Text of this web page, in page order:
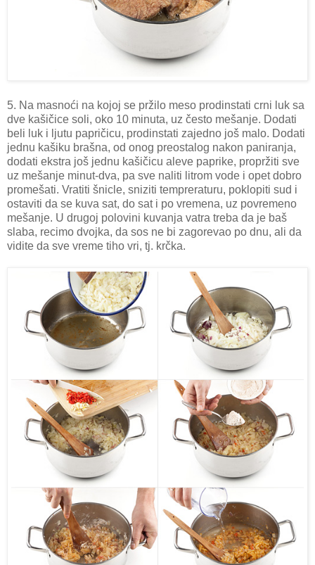
5. Na masnoći na kojoj se pržilo meso prodinstati crni luk sa
dve kašičice soli, oko 10 minuta, uz često mešanje. Dodati
beli luk i ljutu papričicu, prodinstati zajedno još malo. Dodati
jednu kašiku brašna, od onog preostalog nakon paniranja,
dodati ekstra još jednu kašičicu aleve paprike, propržiti sve
uz mešanje minut-dva, pa sve naliti litrom vode i opet dobro
promešati. Vratiti šnicle, sniziti tempreraturu, poklopiti sud i
ostaviti da se kuva sat, do sat i po vremena, uz povremeno
mešanje. U drugoj polovini kuvanja vatra treba da je baš
slaba, recimo dvojka, da sos ne bi zagorevao po dnu, ali da
vidite da sve vreme tiho vri, tj. krčka.